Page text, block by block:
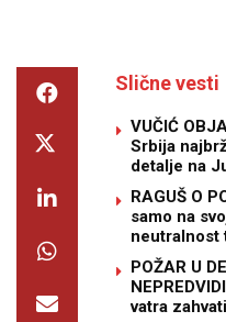
Slične vesti
VUČIĆ
Srbija
detalje na
RAGUŠ O
samo na
neutralnost
POŽAR U
vatra